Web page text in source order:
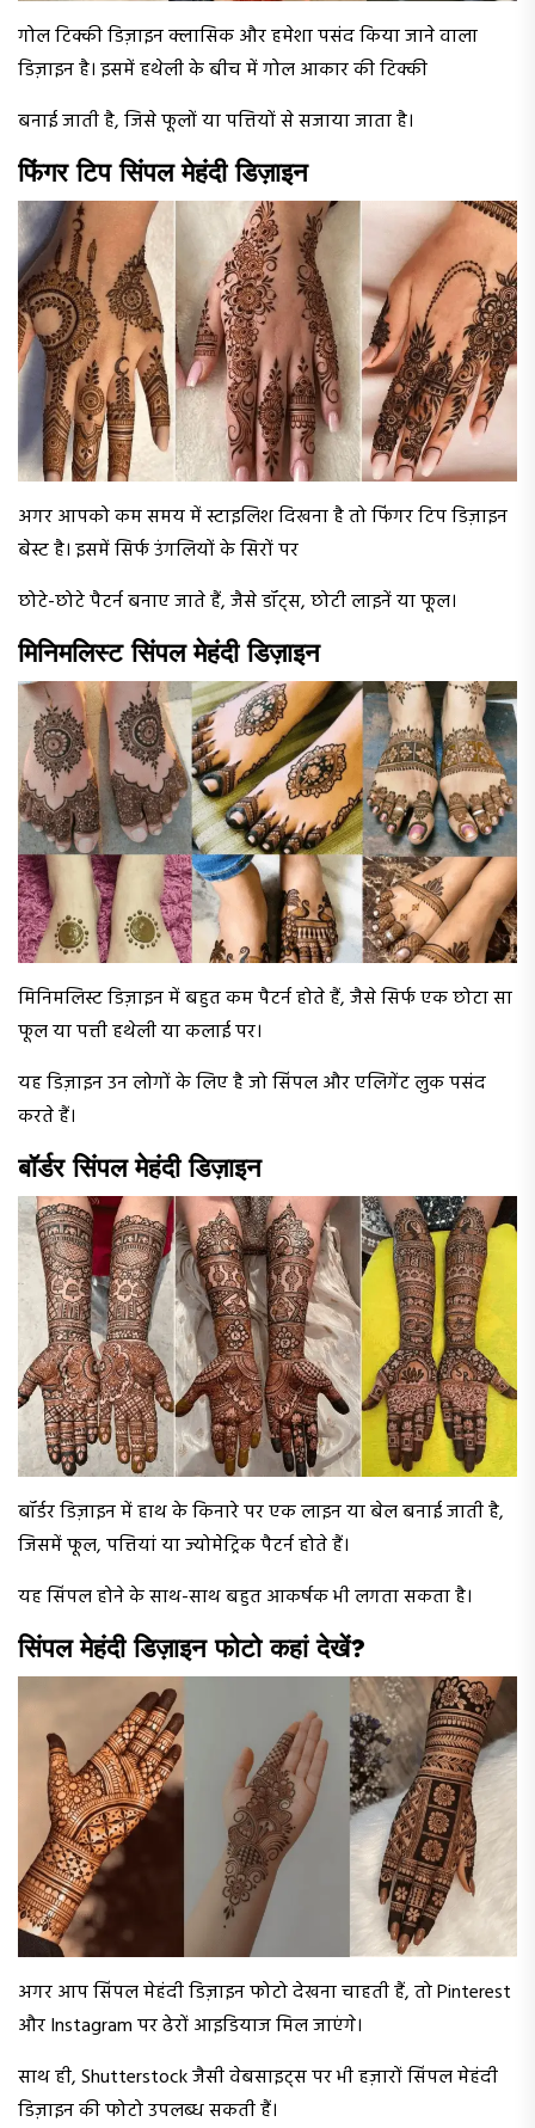
गोल टिक्की डिज़ाइन क्लासिक और हमेशा पसंद किया जाने वाला
डिज़ाइन है। इसमें हथेली के बीच में गोल आकार की टिक्की
बनाई जाती है, जिसे फूलों या पत्तियों से सजाया जाता है।
फिंगर टिप सिंपल मेहंदी डिज़ाइन
अगर आपको कम समय में स्टाइलिश दिखना है तो फिंगर टिप डिज़ाइन
बेस्ट है। इसमें सिर्फ उंगलियों के सिरों पर
छोटे-छोटे पैटर्न बनाए जाते हैं, जैसे डॉट्स, छोटी लाइनें या फूल।
मिनिमलिस्ट सिंपल मेहंदी डिज़ाइन
मिनिमलिस्ट डिज़ाइन में बहुत कम पैटर्न होते हैं, जैसे सिर्फ एक छोटा सा
फूल या पत्ती हथेली या कलाई पर।
यह डिज़ाइन उन लोगों के लिए है जो सिंपल और एलिगेंट लुक पसंद
करते हैं।
बॉर्डर सिंपल मेहंदी डिज़ाइन
बॉर्डर डिज़ाइन में हाथ के किनारे पर एक लाइन या बेल बनाई जाती है,
जिसमें फूल, पत्तियां या ज्योमेट्रिक पैटर्न होते हैं।
यह सिंपल होने के साथ-साथ बहुत आकर्षक भी लगता सकता है।
सिंपल मेहंदी डिज़ाइन फोटो कहां देखें?
अगर आप सिंपल मेहंदी डिज़ाइन फोटो देखना चाहती हैं, तो Pinterest
और Instagram पर ढेरों आइडियाज मिल जाएंगे।
साथ ही, Shutterstock जैसी वेबसाइट्स पर भी हज़ारों सिंपल मेहंदी
डिज़ाइन की फोटो उपलब्ध सकती हैं।